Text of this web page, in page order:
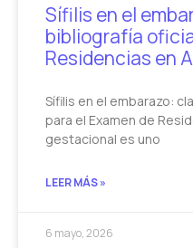
Sífilis en el
bibliografía
Residencias en
Sífilis en el embarazo:
para el Examen de
gestacional es uno
LEER MÁS »
6 mayo, 2026